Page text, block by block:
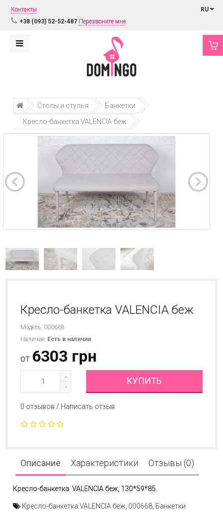
Контакты
+38 (093) 52-52-487 Перезвоните мне
RU
Столы и стулья
Банкетки
Кресло-банкетка VALENCIA беж
Кресло-банкетка VALENCIA беж
Модель: 000668
Наличие: Есть в наличии
от 6303 грн
КУПИТЬ
0 отзывов / Написать отзыв
Описание Характеристики Отзывы (0)
Кресло-банкетка VALENCIA беж, 130*59*85.
Кресло-банкетка VALENCIA беж, 000668, Банкетки